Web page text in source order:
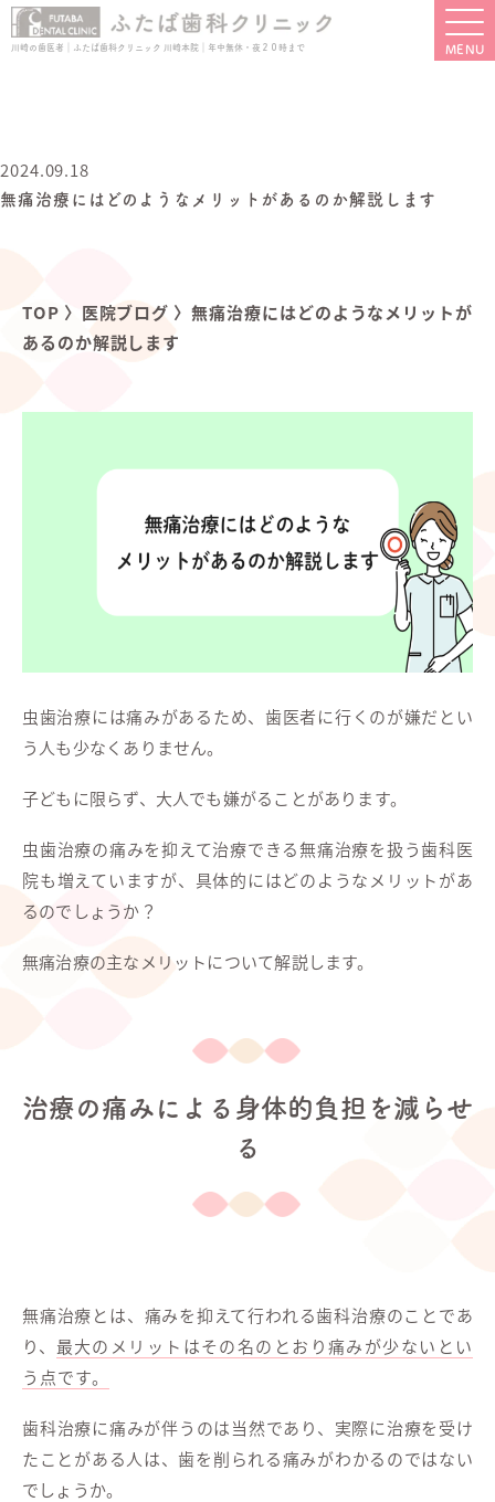
川崎の歯医者｜ふたば歯科クリニック 川崎本院｜年中無休・夜２０時まで
2024.09.18
無痛治療にはどのようなメリットがあるのか解説します
TOP 〉 医院ブログ 〉無痛治療にはどのようなメリットが
あるのか解説します
虫歯治療には痛みがあるため、歯医者に行くのが嫌だとい
う人も少なくありません。
子どもに限らず、大人でも嫌がることがあります。
虫歯治療の痛みを抑えて治療できる無痛治療を扱う歯科医
院も増えていますが、具体的にはどのようなメリットがあ
るのでしょうか？
無痛治療の主なメリットについて解説します。
治療の痛みによる身体的負担を減らせ
る
無痛治療とは、痛みを抑えて行われる歯科治療のことであ
り、 最大のメリットはその名のとおり痛みが少ないとい
う点です。
歯科治療に痛みが伴うのは当然であり、実際に治療を受け
たことがある人は、歯を削られる痛みがわかるのではない
でしょうか。